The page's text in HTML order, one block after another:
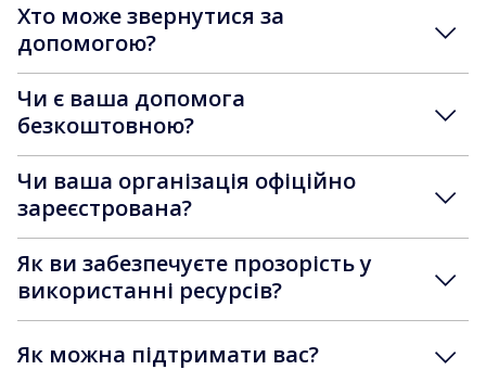
Хто може звернутися за
допомогою?
Чи є ваша допомога
безкоштовною?
Чи ваша організація офіційно
зареєстрована?
Як ви забезпечуєте прозорість у
використанні ресурсів?
Як можна підтримати вас?